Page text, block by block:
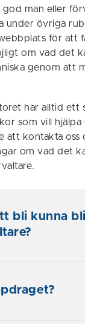
god man eller
under övriga
för att
om vad det
genom att
har alltid ett
som vill hjälpa
att kontakta oss
om vad det
bli kunna